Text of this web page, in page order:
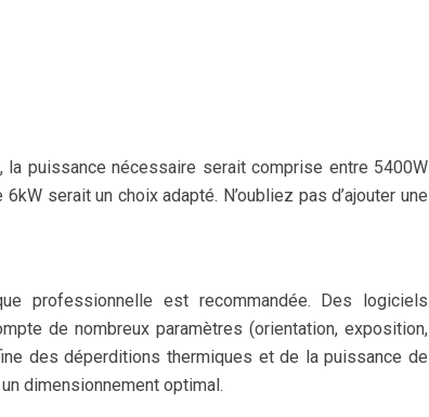
puissance nécessaire serait comprise entre 5400W
serait un choix adapté. N’oubliez pas d’ajouter une
professionnelle est recommandée. Des logiciels
de nombreux paramètres (orientation, exposition,
des déperditions thermiques et de la puissance de
dimensionnement optimal.